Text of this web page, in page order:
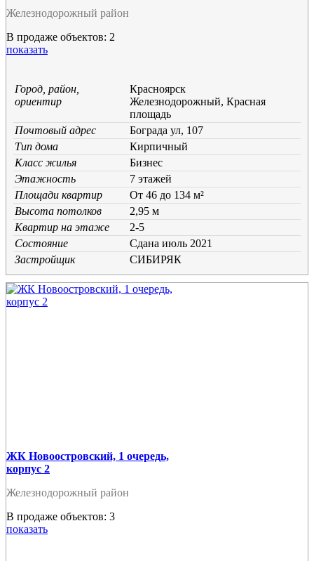
Железнодорожный район
В продаже объектов: 2
показать
Город, район,
ориентир
Красноярск
Железнодорожный, Красная
площадь
Почтовый адрес
Бограда ул, 107
Тип дома
Кирпичный
Класс жилья
Бизнес
Этажность
7 этажей
Площади квартир
От 46 до 134 м²
Высота потолков
2,95 м
Квартир на этаже
2-5
Состояние
Cдана июль 2021
Застройщик
СИБИРЯК
ЖК Новоостровский, 1 очередь,
корпус 2
Железнодорожный район
В продаже объектов: 3
показать